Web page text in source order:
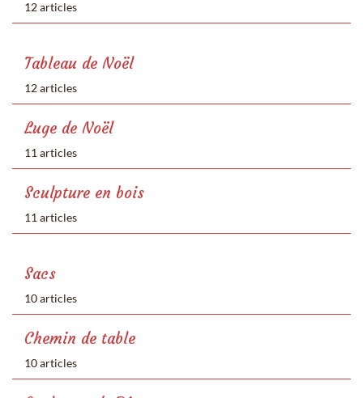
12 articles
Tableau de Noël
12 articles
Luge de Noël
11 articles
Sculpture en bois
11 articles
Sacs
10 articles
Chemin de table
10 articles